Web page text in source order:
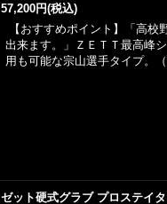
57,200円(税込)
【おすすめポイント】「高校
出来ます。」ＺＥＴＴ最高峰
用も可能な宗山選手タイプ。
ゼット硬式グラブ プロステイ